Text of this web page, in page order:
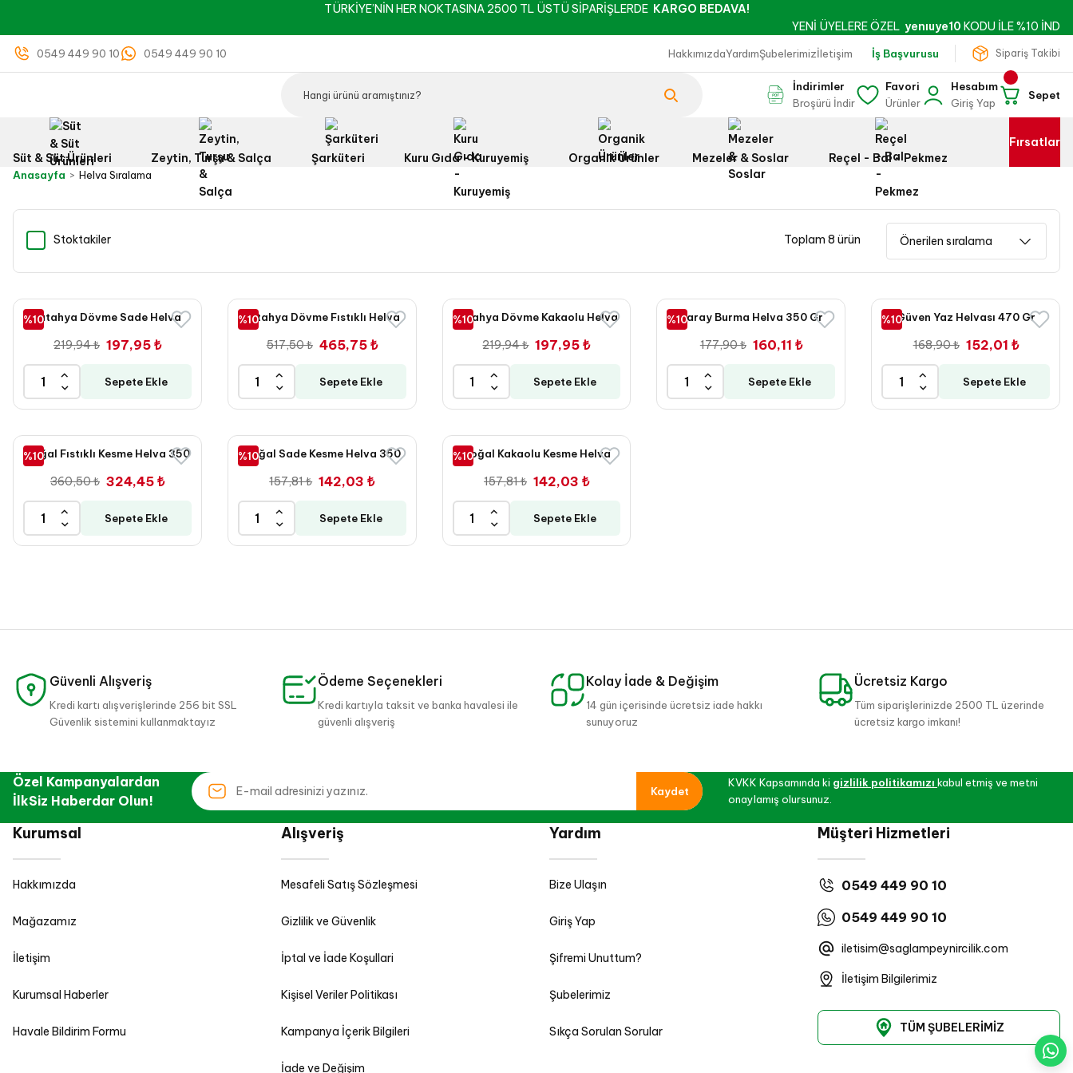
TÜRKİYE’NİN HER NOKTASINA 2500 TL ÜSTÜ SİPARİŞLERDE KARGO BEDAVA!
YENİ ÜYELERE ÖZELyenıuye10KODU İLE %10 İNDİRİM!
0549 449 90 10 0549 449 90 10 HakkımızdaYardımŞubelerimizİletişim İş Başvurusu Sipariş Takibi
İndirimler
Broşürü İndir
Favori
Ürünler
Hesabım
Giriş Yap
Sepet
Süt & Süt Ürünleri Zeytin, Turşu & Salça Şarküteri Kuru Gıda - Kuruyemiş Organik Ürünler Mezeler & Soslar Reçel - Bal - Pekmez
Fırsatlar
Anasayfa Helva Sıralama
Stoktakiler Toplam 8 ürün
%10Kütahya Dövme Sade Helva
219,94 ₺ 197,95 ₺
Sepete Ekle
%10
Kütahya Dövme Fıstıklı Helva
517,50 ₺ 465,75 ₺
Sepete Ekle
%10
Kütahya Dövme Kakaolu Helva
219,94 ₺ 197,95 ₺
Sepete Ekle
%10Saray Burma Helva 350 Gr
177,90 ₺ 160,11 ₺
Sepete Ekle
%10Güven Yaz Helvası 470 Gr
168,90 ₺ 152,01 ₺
Sepete Ekle
%10
Doğal Fıstıklı Kesme Helva 350
360,50 ₺ 324,45 ₺
Sepete Ekle
%10
Doğal Sade Kesme Helva 350
157,81 ₺ 142,03 ₺
Sepete Ekle
%10Doğal Kakaolu Kesme Helva
157,81 ₺ 142,03 ₺
Sepete Ekle
Güvenli Alışveriş
Kredi kartı alışverişlerinde 256 bit SSL
Güvenlik sistemini kullanmaktayız
Ödeme Seçenekleri
Kredi kartıyla taksit ve banka havalesi ile
güvenli alışveriş
Kolay İade & Değişim
14 gün içerisinde ücretsiz iade hakkı
sunuyoruz
Ücretsiz Kargo
Tüm siparişlerinizde 2500 TL üzerinde
ücretsiz kargo imkanı!
Özel Kampanyalardan
İlkSiz Haberdar Olun!
Kaydet
KVKK Kapsamında ki gizlilik politikamızı kabul etmiş ve metni
onaylamış olursunuz.
Kurumsal
Hakkımızda
Mağazamız
İletişim
Kurumsal Haberler
Havale Bildirim Formu
Alışveriş
Mesafeli Satış Sözleşmesi
Gizlilik ve Güvenlik
İptal ve İade Koşullari
Kişisel Veriler Politikası
Kampanya İçerik Bilgileri
İade ve Değişim
Yardım
Bize Ulaşın
Giriş Yap
Şifremi Unuttum?
Şubelerimiz
Sıkça Sorulan Sorular
Müşteri Hizmetleri
0549 449 90 10
0549 449 90 10
iletisim@saglampeynircilik.com
İletişim Bilgilerimiz
TÜM ŞUBELERİMİZ